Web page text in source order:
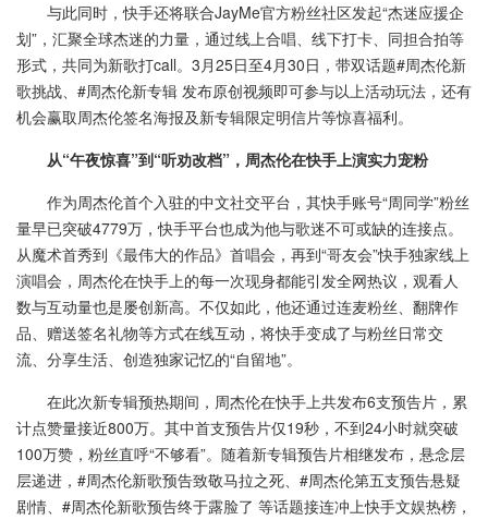
与此同时，快手还将联合JayMe官方粉丝社区发起“杰迷应援企
划”，汇聚全球杰迷的力量，通过线上合唱、线下打卡、同担合拍等
形式，共同为新歌打call。3月25日至4月30日，带双话题#周杰伦新
歌挑战、#周杰伦新专辑 发布原创视频即可参与以上活动玩法，还有
机会赢取周杰伦签名海报及新专辑限定明信片等惊喜福利。
从“午夜惊喜”到“听劝改档”，周杰伦在快手上演实力宠粉
作为周杰伦首个入驻的中文社交平台，其快手账号“周同学”粉丝
量早已突破4779万，快手平台也成为他与歌迷不可或缺的连接点。
从魔术首秀到《最伟大的作品》首唱会，再到“哥友会”快手独家线上
演唱会，周杰伦在快手上的每一次现身都能引发全网热议，观看人
数与互动量也是屡创新高。不仅如此，他还通过连麦粉丝、翻牌作
品、赠送签名礼物等方式在线互动，将快手变成了与粉丝日常交
流、分享生活、创造独家记忆的“自留地”。
在此次新专辑预热期间，周杰伦在快手上共发布6支预告片，累
计点赞量接近800万。其中首支预告片仅19秒，不到24小时就突破
100万赞，粉丝直呼“不够看”。随着新专辑预告片相继发布，悬念层
层递进，#周杰伦新歌预告致敬马拉之死、#周杰伦第五支预告悬疑
剧情、#周杰伦新歌预告终于露脸了 等话题接连冲上快手文娱热榜，